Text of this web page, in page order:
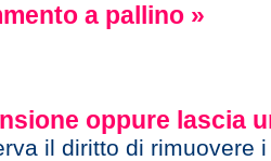
a pallino »
oppure lascia
il diritto di rimuovere